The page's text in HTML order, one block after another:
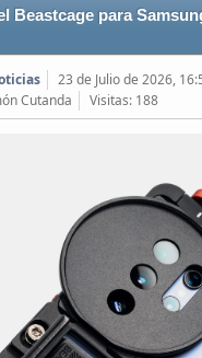
Beastcage para
23 de Julio de 2026,
Cutanda
Visitas: 188